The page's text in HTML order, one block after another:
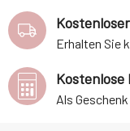
Erhalten Sie
Kostenlose
Als